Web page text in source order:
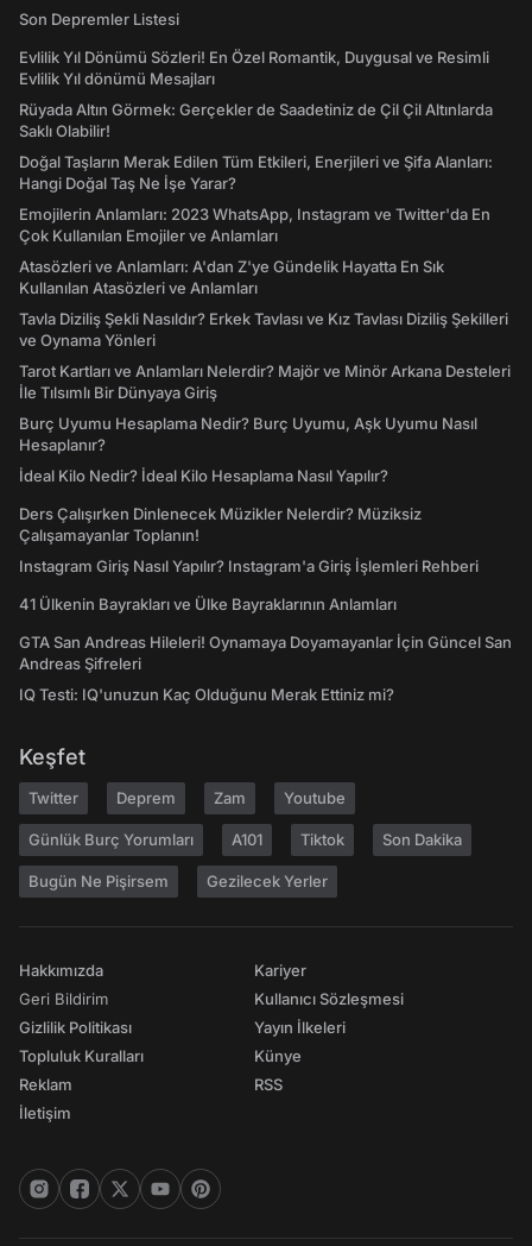
Son Depremler Listesi
Evlilik Yıl Dönümü Sözleri! En Özel Romantik, Duygusal ve Resimli
Evlilik Yıl dönümü Mesajları
Rüyada Altın Görmek: Gerçekler de Saadetiniz de Çil Çil Altınlarda
Saklı Olabilir!
Doğal Taşların Merak Edilen Tüm Etkileri, Enerjileri ve Şifa Alanları:
Hangi Doğal Taş Ne İşe Yarar?
Emojilerin Anlamları: 2023 WhatsApp, Instagram ve Twitter'da En
Çok Kullanılan Emojiler ve Anlamları
Atasözleri ve Anlamları: A'dan Z'ye Gündelik Hayatta En Sık
Kullanılan Atasözleri ve Anlamları
Tavla Diziliş Şekli Nasıldır? Erkek Tavlası ve Kız Tavlası Diziliş Şekilleri
ve Oynama Yönleri
Tarot Kartları ve Anlamları Nelerdir? Majör ve Minör Arkana Desteleri
İle Tılsımlı Bir Dünyaya Giriş
Burç Uyumu Hesaplama Nedir? Burç Uyumu, Aşk Uyumu Nasıl
Hesaplanır?
İdeal Kilo Nedir? İdeal Kilo Hesaplama Nasıl Yapılır?
Ders Çalışırken Dinlenecek Müzikler Nelerdir? Müziksiz
Çalışamayanlar Toplanın!
Instagram Giriş Nasıl Yapılır? Instagram'a Giriş İşlemleri Rehberi
41 Ülkenin Bayrakları ve Ülke Bayraklarının Anlamları
GTA San Andreas Hileleri! Oynamaya Doyamayanlar İçin Güncel San
Andreas Şifreleri
IQ Testi: IQ'unuzun Kaç Olduğunu Merak Ettiniz mi?
Keşfet
Twitter Deprem Zam Youtube
Günlük Burç Yorumları A101 Tiktok Son Dakika
Bugün Ne Pişirsem Gezilecek Yerler
Hakkımızda
Geri Bildirim
Gizlilik Politikası
Topluluk Kuralları
Reklam
İletişim
Kariyer
Kullanıcı Sözleşmesi
Yayın İlkeleri
Künye
RSS